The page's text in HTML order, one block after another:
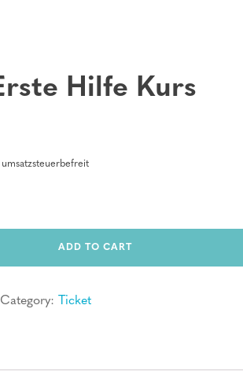
Hilfe Kurs
ADD TO CART
Category: Ticket